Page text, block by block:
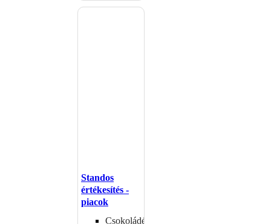
Standos
értékesítés -
piacok
Csokoládémelegítők